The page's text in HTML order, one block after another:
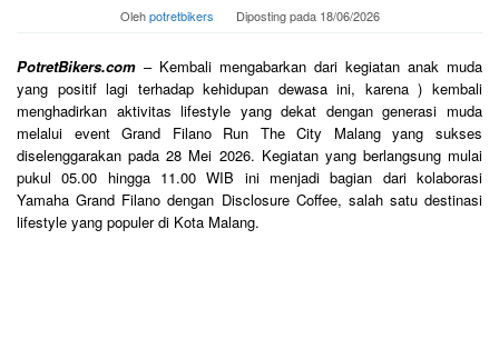
Olehpotretbikers Diposting pada 18/06/2026
PotretBikers.com – Kembali mengabarkan dari kegiatan anak muda
yang positif lagi terhadap kehidupan dewasa ini, karena ) kembali
menghadirkan aktivitas lifestyle yang dekat dengan generasi muda
melalui event Grand Filano Run The City Malang yang sukses
diselenggarakan pada 28 Mei 2026. Kegiatan yang berlangsung mulai
pukul 05.00 hingga 11.00 WIB ini menjadi bagian dari kolaborasi
Yamaha Grand Filano dengan Disclosure Coffee, salah satu destinasi
lifestyle yang populer di Kota Malang.